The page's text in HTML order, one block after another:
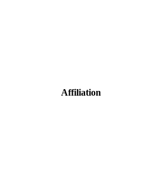
Affiliation